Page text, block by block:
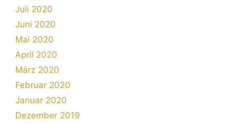
Juli 2020
Juni 2020
Mai 2020
April 2020
März 2020
Februar 2020
Januar 2020
Dezember 2019